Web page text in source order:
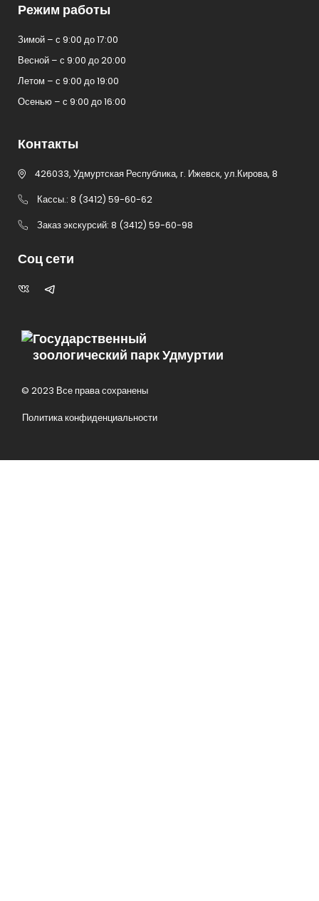
Государственный
зоологический парк Удмуртии
© 2023 Все права сохранены
Политика конфиденциальности
Режим работы
Зимой – с 9:00 до 17:00
Весной – с 9:00 до 20:00
Летом – с 9:00 до 19:00
Осенью – с 9:00 до 16:00
Контакты
426033, Удмуртская Республика, г. Ижевск, ул.Кирова, 8
Кассы.: 8 (3412) 59-60-62
Заказ экскурсий: 8 (3412) 59-60-98
Соц сети